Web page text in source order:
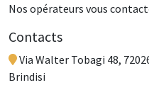
Nos opérateurs vous
Contacts
Via Walter Tobagi 48,
Brindisi